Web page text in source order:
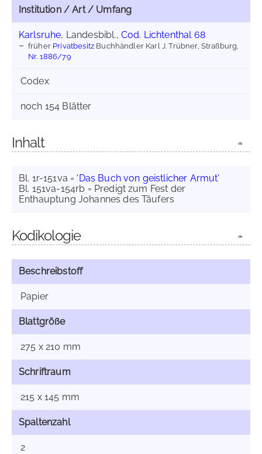
Institution / Art / Umfang
Karlsruhe, Landesbibl., Cod. Lichtenthal 68
früher Privatbesitz Buchhändler Karl J. Trübner, Straßburg,
Nr. 1886/79
Codex
noch 154 Blätter
Inhalt
Bl. 1r-151va = 'Das Buch von geistlicher Armut'
Bl. 151va-154rb = Predigt zum Fest der
Enthauptung Johannes des Täufers
Kodikologie
Beschreibstoff
Papier
Blattgröße
275 x 210 mm
Schriftraum
215 x 145 mm
Spaltenzahl
2